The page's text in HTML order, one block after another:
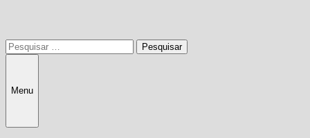
Pesquisar
por:
Menu